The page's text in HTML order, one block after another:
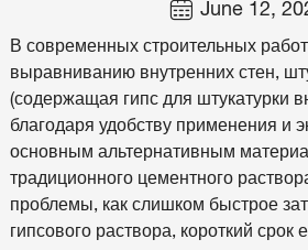
June 12,
В современных строительных
выравниванию внутренних стен,
(содержащая гипс для штукатурки
благодаря удобству применения и
основным альтернативным
традиционного цементного
проблемы, как слишком быстрое
гипсового раствора, короткий срок